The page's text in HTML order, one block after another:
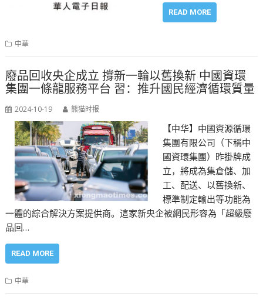
READ MORE
中華
廢品回收央企成立 撐新一輪以舊換新 中國資環
集團一條龍服務平台 習：推升國民經濟循環質量
2024-10-19 熊猫时报
【中华】中國資源循環
集團有限公司（下稱中
國資環集團）昨掛牌成
立，將成為集倉儲、加
工、配送、以舊換新、
標準制定輸出等功能為
一體的綜合解決方案提供商。這家新央企被網民形容為「超級廢
品回…
READ MORE
中華